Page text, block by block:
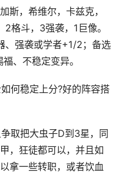
斯，希维尔，卡兹克，
格斗，3强袭，1巨像。
、强袭或学者+1/2；备选
、不稳定变异。
何稳定上分?好的阵容搭
取把大虫子D到3星，同
，狂徒都可以，并且如
拿一些转职，或者饮血